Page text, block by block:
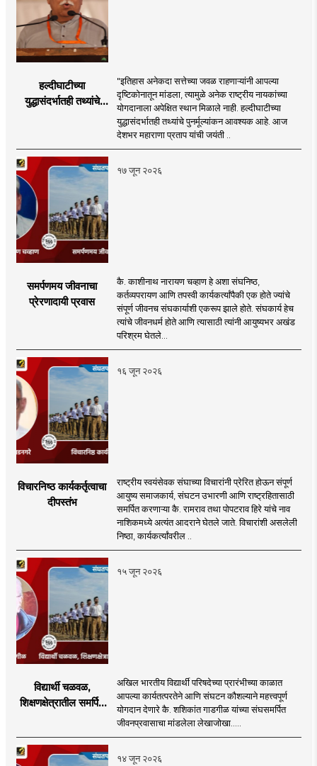
हल्दीघाटीच्या
युद्धासंदर्भातही तथ्यांचे
मोहनजी भागवत
"इतिहास अनेकदा सत्तेच्या जवळ राहणाऱ्यांनी आपल्या
दृष्टिकोनातून मांडला, त्यामुळे अनेक राष्ट्रीय नायकांच्या
योगदानाला अपेक्षित स्थान मिळाले नाही. हल्दीघाटीच्या
युद्धासंदर्भातही तथ्यांचे पुनर्मूल्यांकन आवश्यक आहे. आज
देशभर महाराणा प्रताप यांची जयंती ..
१७ जून २०२६
समर्पणमय जीवनाचा
प्रेरणादायी प्रवास
कै. काशीनाथ नारायण चव्हाण हे अशा संघनिष्ठ,
कर्तव्यपरायण आणि तपस्वी कार्यकर्त्यांपैकी एक होते ज्यांचे
संपूर्ण जीवनच संघकार्याशी एकरूप झाले होते. संघकार्य हेच
त्यांचे जीवनधर्म होते आणि त्यासाठी त्यांनी आयुष्यभर अखंड
परिश्रम घेतले...
१६ जून २०२६
विचारनिष्ठ कार्यकर्तृत्वाचा
दीपस्तंभ
राष्ट्रीय स्वयंसेवक संघाच्या विचारांनी प्रेरित होऊन संपूर्ण
आयुष्य समाजकार्य, संघटन उभारणी आणि राष्ट्रहितासाठी
समर्पित करणाऱ्या कै. रामराव तथा पोपटराव हिरे यांचे नाव
नाशिकमध्ये अत्यंत आदराने घेतले जाते. विचारांशी असलेली
निष्ठा, कार्यकर्त्यांवरील ..
१५ जून २०२६
विद्यार्थी चळवळ,
शिक्षणक्षेत्रातील समर्पित
अखिल भारतीय विद्यार्थी परिषदेच्या प्रारंभीच्या काळात
आपल्या कार्यतत्परतेने आणि संघटन कौशल्याने महत्त्वपूर्ण
योगदान देणारे कै. शशिकांत गाडगीळ यांच्या संघसमर्पित
जीवनप्रवासाचा मांडलेला लेखाजोखा.....
१४ जून २०२६